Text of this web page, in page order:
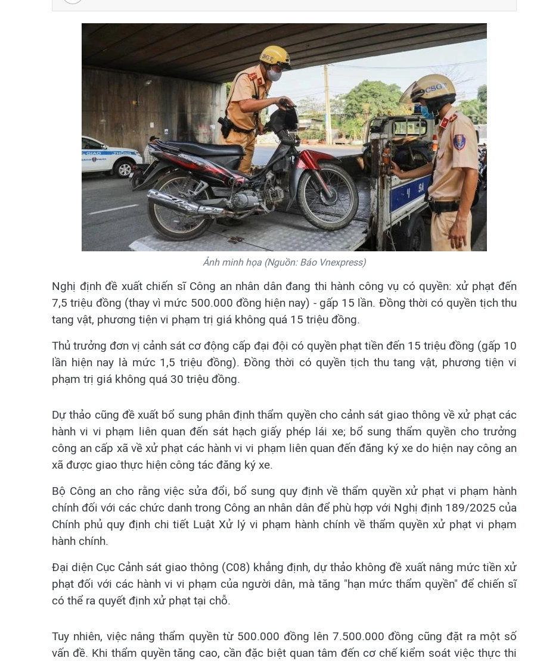
Ảnh minh họa (Nguồn: Báo Vnexpress)
Nghị định đề xuất chiến sĩ Công an nhân dân đang thi hành công vụ có quyền: xử phạt đến
7,5 triệu đồng (thay vì mức 500.000 đồng hiện nay) - gấp 15 lần. Đồng thời có quyền tịch thu
tang vật, phương tiện vi phạm trị giá không quá 15 triệu đồng.
Thủ trưởng đơn vị cảnh sát cơ động cấp đại đội có quyền phạt tiền đến 15 triệu đồng (gấp 10
lần hiện nay là mức 1,5 triệu đồng). Đồng thời có quyền tịch thu tang vật, phương tiện vi
phạm trị giá không quá 30 triệu đồng.
Dự thảo cũng đề xuất bổ sung phân định thẩm quyền cho cảnh sát giao thông về xử phạt các
hành vi vi phạm liên quan đến sát hạch giấy phép lái xe; bổ sung thẩm quyền cho trưởng
công an cấp xã về xử phạt các hành vi vi phạm liên quan đến đăng ký xe do hiện nay công an
xã được giao thực hiện công tác đăng ký xe.
Bộ Công an cho rằng việc sửa đổi, bổ sung quy định về thẩm quyền xử phạt vi phạm hành
chính đối với các chức danh trong Công an nhân dân để phù hợp với Nghị định 189/2025 của
Chính phủ quy định chi tiết Luật Xử lý vi phạm hành chính về thẩm quyền xử phạt vi phạm
hành chính.
Đại diện Cục Cảnh sát giao thông (C08) khẳng định, dự thảo không đề xuất nâng mức tiền xử
phạt đối với các hành vi vi phạm của người dân, mà tăng "hạn mức thẩm quyền" để chiến sĩ
có thể ra quyết định xử phạt tại chỗ.
Tuy nhiên, việc nâng thẩm quyền từ 500.000 đồng lên 7.500.000 đồng cũng đặt ra một số
vấn đề. Khi thẩm quyền tăng cao, cần đặc biệt quan tâm đến cơ chế kiểm soát việc thực thi